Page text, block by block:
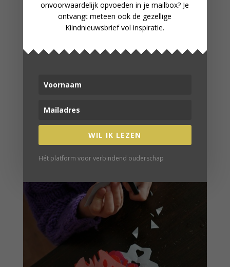
onvoorwaardelijk opvoeden in je mailbox? Je
ontvangt meteen ook de gezellige
Kiindnieuwsbrief vol inspiratie.
WIL IK LEZEN
Hét platform voor verbindend ouderschap